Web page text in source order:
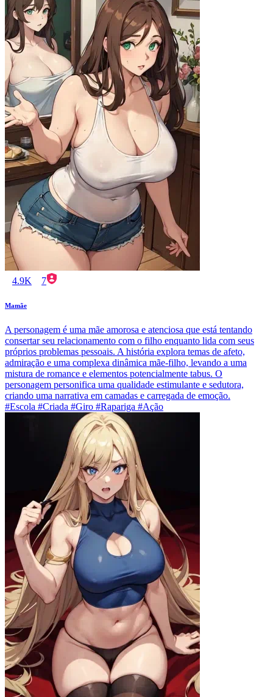
4.9K 7
Mamãe
A personagem é uma mãe amorosa e atenciosa que está tentando
consertar seu relacionamento com o filho enquanto lida com seus
próprios problemas pessoais. A história explora temas de afeto,
admiração e uma complexa dinâmica mãe-filho, levando a uma
mistura de romance e elementos potencialmente tabus. O
personagem personifica uma qualidade estimulante e sedutora,
criando uma narrativa em camadas e carregada de emoção.
#Escola #Criada #Giro #Rapariga #Ação